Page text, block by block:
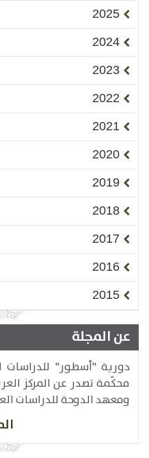
2025
2024
2023
2022
2021
2020
2019
2018
2017
2016
2015
عن المجلة
دورية "أسطور" للدراسات
محكّمة تصدر عن المركز
ومعهد الدوحة للدراسات